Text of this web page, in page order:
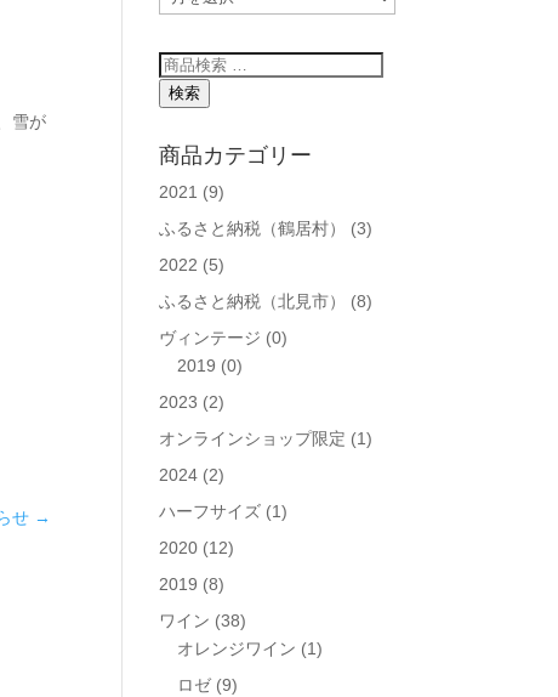
雪が
せ →
ー
カ
イ
ブ
検
索
象:
検索
商品カテゴリー
2021 (9)
ふるさと納税（鶴居村）
(3)
2022 (5)
ふるさと納税（北見市）
(8)
ヴィンテージ (0)
2019 (0)
2023 (2)
オンラインショップ限定 (1)
2024 (2)
ハーフサイズ (1)
2020 (12)
2019 (8)
ワイン (38)
オレンジワイン (1)
ロゼ (9)